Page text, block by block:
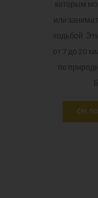
которым
или
ходьбой.
от 7 до 20
по
СМ.